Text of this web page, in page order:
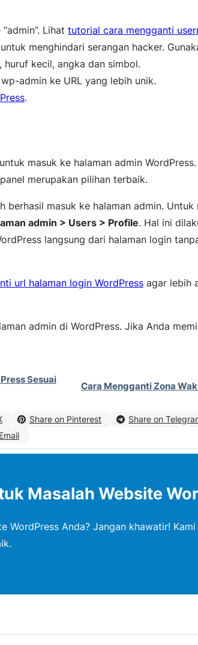
Lihat tutorial cara mengganti
menghindari serangan hacker.
kecil, angka dan simbol.
admin ke URL yang lebih unik.
.
masuk ke halaman admin
merupakan pilihan terbaik.
berhasil masuk ke halaman admin.
admin > Users > Profile. Hal ini
langsung dari halaman login
url halaman login WordPress agar lebih
admin di WordPress. Jika Anda
Sesuai
Cara Mengganti Zona
Share on Pinterest
Share on
Masalah Website
WordPress Anda? Jangan khawatir!